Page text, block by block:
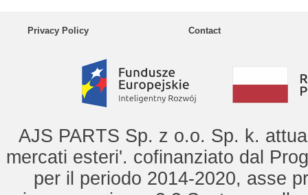
Privacy Policy Contact
AJS PARTS Sp. z o.o. Sp. k.
mercati esteri'. cofinanziato dal
per il periodo 2014-2020, asse